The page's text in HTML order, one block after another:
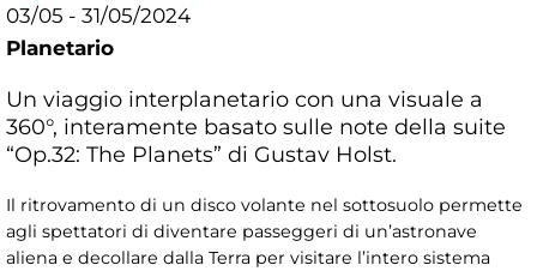
03/05 - 31/05/2024
Planetario
Un viaggio interplanetario con una visuale a
360°, interamente basato sulle note della suite
“Op.32: The Planets” di Gustav Holst.
Il ritrovamento di un disco volante nel sottosuolo permette
agli spettatori di diventare passeggeri di un’astronave
aliena e decollare dalla Terra per visitare l’intero sistema